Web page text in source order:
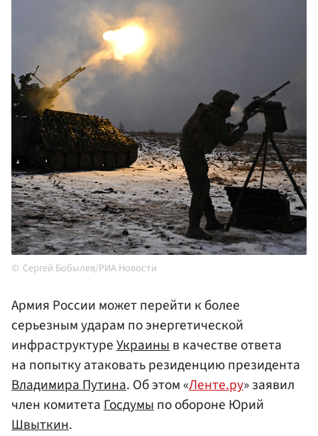
Сергей Бобылев/РИА Новости
Армия России может перейти к более
серьезным ударам по энергетической
инфраструктуреУкраиныв качестве ответа
на попытку атаковать резиденцию президента
Владимира Путина. Об этом «Ленте.ру» заявил
член комитетаГосдумыпо обороне Юрий
Швыткин.